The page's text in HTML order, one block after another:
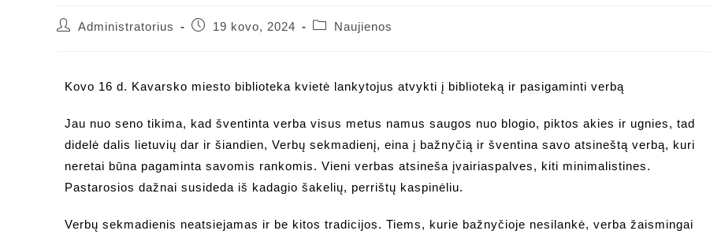
Administratorius 19 kovo, 2024 Naujienos
Kovo 16 d. Kavarsko miesto biblioteka kvietė lankytojus atvykti į biblioteką ir pasigaminti verbą
Jau nuo seno tikima, kad šventinta verba visus metus namus saugos nuo blogio, piktos akies ir ugnies, tad
didelė dalis lietuvių dar ir šiandien, Verbų sekmadienį, eina į bažnyčią ir šventina savo atsineštą verbą, kuri
neretai būna pagaminta savomis rankomis. Vieni verbas atsineša įvairiaspalves, kiti minimalistines.
Pastarosios dažnai susideda iš kadagio šakelių, perrištų kaspinėliu.
Verbų sekmadienis neatsiejamas ir be kitos tradicijos. Tiems, kurie bažnyčioje nesilankė, verba žaismingai